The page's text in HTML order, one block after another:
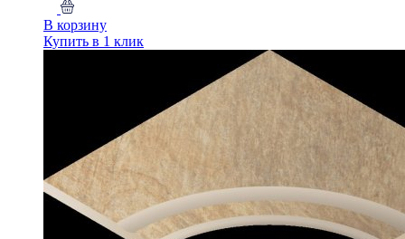
В корзину
Купить в 1 клик